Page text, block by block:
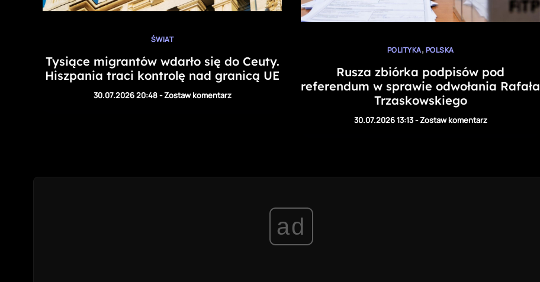
ŚWIAT
Tysiące migrantów wdarło się do Ceuty.
Hiszpania traci kontrolę nad granicą UE
30.07.2026 20:48-Zostaw komentarz
POLITYKA,POLSKA
Rusza zbiórka podpisów pod
referendum w sprawie odwołania Rafała
Trzaskowskiego
30.07.2026 13:13-Zostaw komentarz
ad